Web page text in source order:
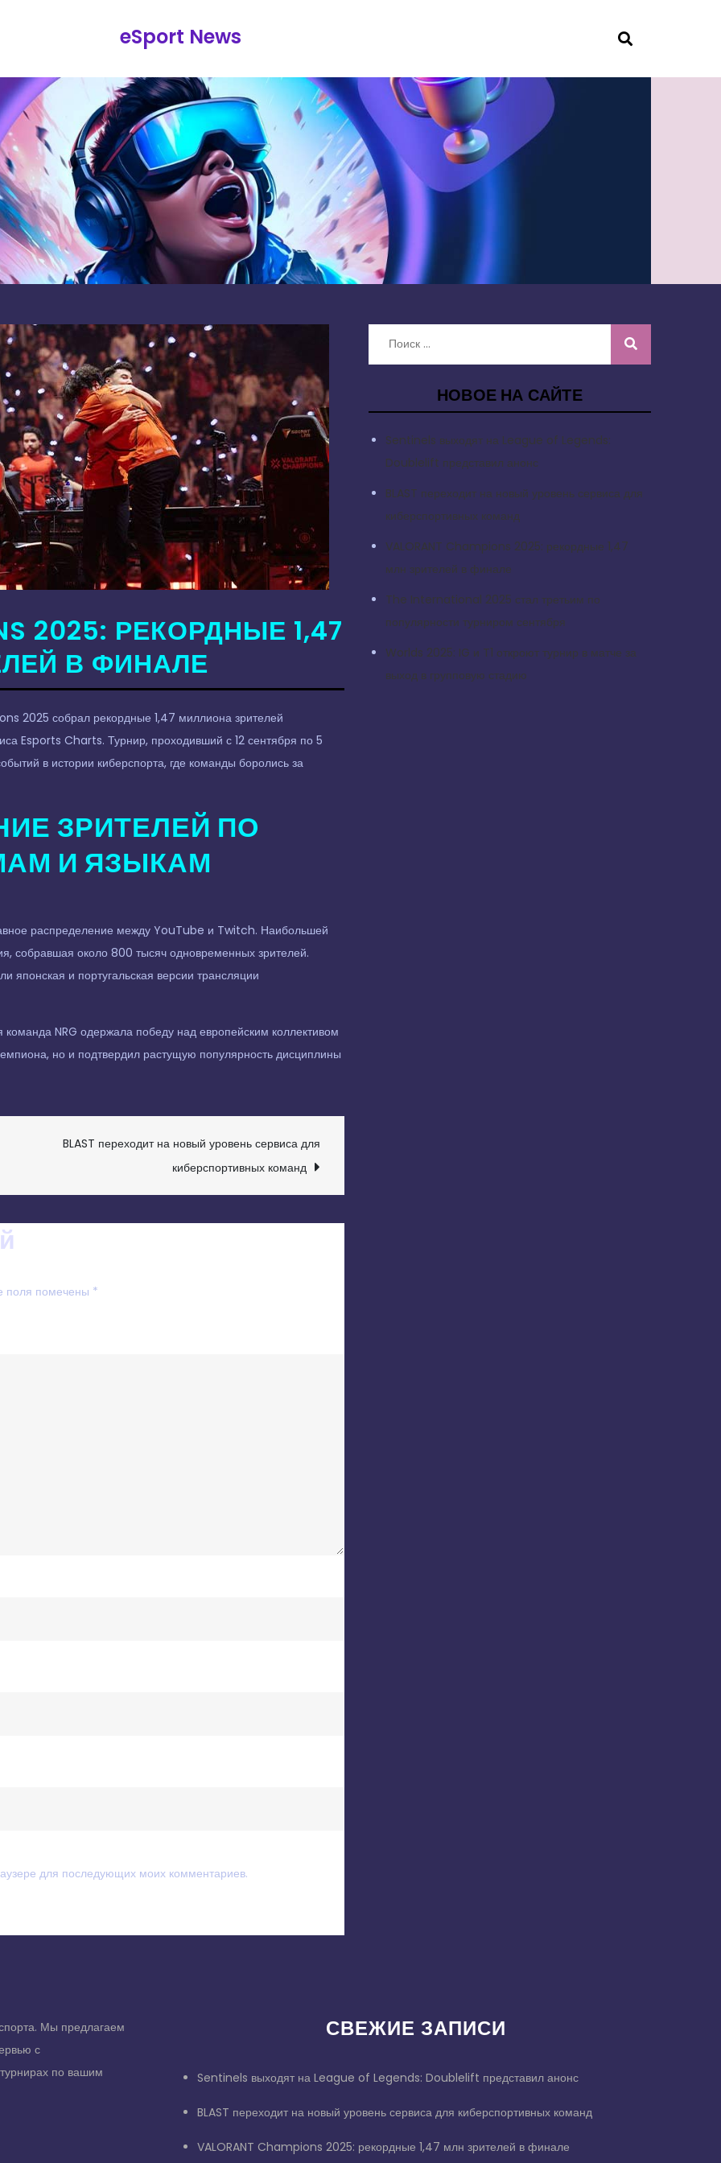
eSport News
2025: РЕКОРДНЫЕ 1,47
В ФИНАЛЕ
2025 собрал рекордные 1,47 миллиона зрителей
Esports Charts. Турнир, проходивший с 12 сентября по 5
в истории киберспорта, где команды боролись за
ЗРИТЕЛЕЙ ПО
И ЯЗЫКАМ
распределение между YouTube и Twitch. Наибольшей
собравшая около 800 тысяч одновременных зрителей.
японская и португальская версии трансляции
NRG одержала победу над европейским коллективом
но и подтвердил растущую популярность дисциплины
BLAST переходит на новый уровень сервиса для
киберспортивных команд
поля помечены *
для последующих моих комментариев.
НОВОЕ НА САЙТЕ
Sentinels выходят на League of Legends:
Doublelift представил анонс
BLAST переходит на новый уровень сервиса для
киберспортивных команд
VALORANT Champions 2025: рекордные 1,47
млн зрителей в финале
The International 2025 стал третьим по
популярности турниром сентября
Worlds 2025: IG и T1 откроют турнир в матче за
выход в групповую стадию
Мы предлагаем
с
по вашим
СВЕЖИЕ ЗАПИСИ
Sentinels выходят на League of Legends: Doublelift представил анонс
BLAST переходит на новый уровень сервиса для киберспортивных команд
VALORANT Champions 2025: рекордные 1,47 млн зрителей в финале